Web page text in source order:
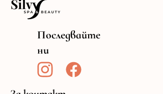
Последвайте
ни